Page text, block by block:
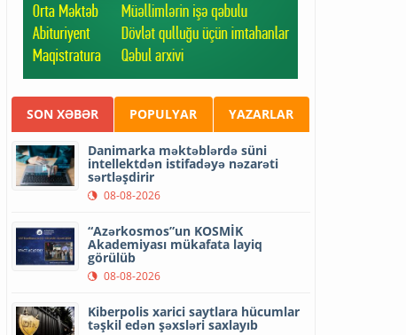
SON XƏBƏR POPULYAR YAZARLAR
Danimarka məktəblərdə süni
intellektdən istifadəyə nəzarəti
sərtləşdirir
08-08-2026
“Azərkosmos”un KOSMİK
Akademiyası mükafata layiq
görülüb
08-08-2026
Kiberpolis xarici saytlara hücumlar
təşkil edən şəxsləri saxlayıb